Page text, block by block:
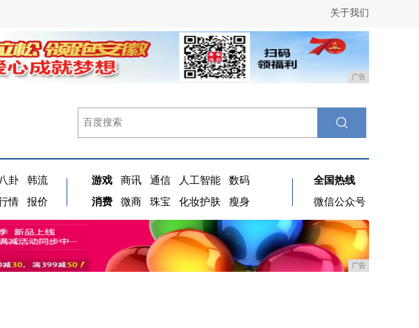
关于我们
广告
八卦
韩流
情 报价
游戏 商讯 通信 人工智能
数码
消费
微商 珠宝 化妆护肤 瘦身
全国热线
微信公众号
广告